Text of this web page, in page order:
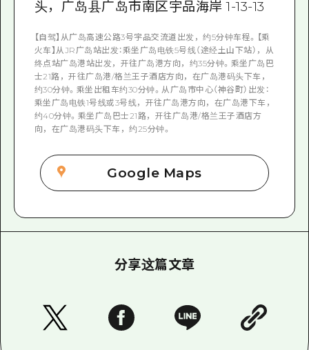
头，广岛县广岛市南区宇品海岸 1-13-13
【自驾】从广岛高速公路3号宇品交流道出发，约5分钟车程。【乘
火车】从JR广岛站出发：乘坐广岛电铁5号线（途经土山下站），从
终点站广岛港站出发，开往广岛港方向，约35分钟。乘坐广岛巴
士21路，开往广岛港/格兰王子酒店方向，在广岛港码头下车，
约30分钟。乘坐出租车约30分钟。从广岛市中心（神谷町）出发：
乘坐广岛电铁1号线或3号线，开往广岛港方向，在广岛港下车，
约40分钟。乘坐广岛巴士21路，开往广岛港/格兰王子酒店方
向，在广岛港码头下车，约25分钟。
Google Maps
分享这篇文章